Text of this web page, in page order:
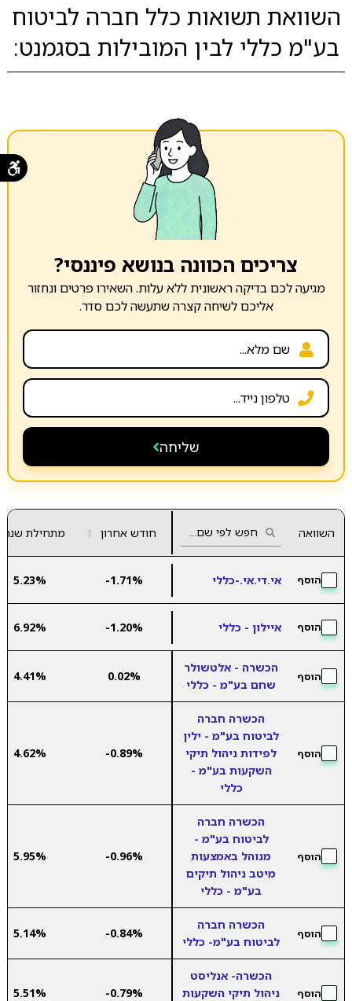
השוואת תשואות כלל חברה לביטוח
בע"מ כללי לבין המובילות בסגמנט:
צריכים הכוונה בנושא פיננסי?
מגיעה לכם בדיקה ראשונית ללא עלות. השאירו פרטים ונחזור
אליכם לשיחה קצרה שתעשה לכם סדר.
שליחה
השוואה חודש אחרון ▲
▼ מתחילת שנה
הוסף אי.די.אי.-כללי -1.71%
5.23%
הוסף איילון - כללי -1.20%
6.92%
הוסף
הכשרה - אלטשולר
שחם בע"מ - כללי
0.02%
4.41%
הוסף
הכשרה חברה
לביטוח בע"מ - ילין
לפידות ניהול תיקי
השקעות בע"מ -
כללי
-0.89%
4.62%
הוסף
הכשרה חברה
לביטוח בע"מ -
מנוהל באמצעות
מיטב ניהול תיקים
בע"מ - כללי
-0.96%
5.95%
הוסף
הכשרה חברה
לביטוח בע"מ- כללי
-0.84%
5.14%
הוסף
הכשרה- אנליסט
ניהול תיקי השקעות
-0.79%
5.51%